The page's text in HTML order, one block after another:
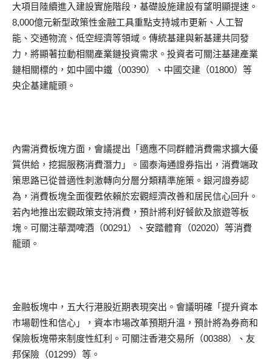
大項目陸續進入建設實施階段，基礎設施建設有望明顯提速。
8,000億元新型政策性金融工具重點支持城市更新、人工智
能、交通物流、低空經濟等領域。傳統基建與新基建共同發
力，將顯著拉動相關產業鏈投資需求。投資者可關注基建產業
鏈相關標的，如中國中鐵（00390）、中國交建（01800）等
央企基建龍頭。
內需消費板塊方面，會議提出「適應不同群體消費需求擴大優
質供給，挖掘服務消費潛力」。國泰海通證券指出，消費端政
策思路已從普適性刺激轉向分層分類精準施策。銀河證券認
為，消費板塊全面復甦依賴於宏觀經濟改善和居民信心回升。
若內地推出宏觀政策支持消費，預計將利好餐飲及旅遊等板
塊。可關注華潤啤酒（00291）、安踏體育（02020）等消費
龍頭。
金融板塊中，五大行港股近期表現突出。會議明確「提升資本
市場韌性和信心」，資本市場改革預期升溫，預計將為券商和
保險板塊帶來制度性紅利。可關注香港交易所（00388）、友
邦保險（01299）等。